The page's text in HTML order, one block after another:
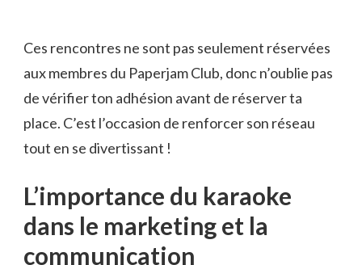
Ces rencontres ne sont pas seulement réservées
aux membres du Paperjam Club, donc n’oublie pas
de vérifier ton adhésion avant de réserver ta
place. C’est l’occasion de renforcer son réseau
tout en se divertissant !
L’importance du karaoke
dans le marketing et la
communication